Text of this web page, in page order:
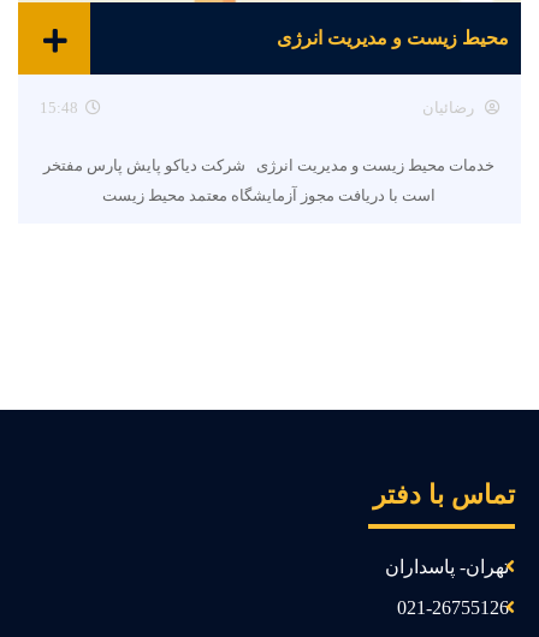
محیط زیست و مدیریت انرژی
رضائیان 15:48
خدمات محیط زیست و مدیریت انرژی شرکت دیاکو پایش پارس مفتخر
است با دریافت مجوز آزمایشگاه معتمد محیط زیست
با دفتر
تهران- پاسداران
021-26755126